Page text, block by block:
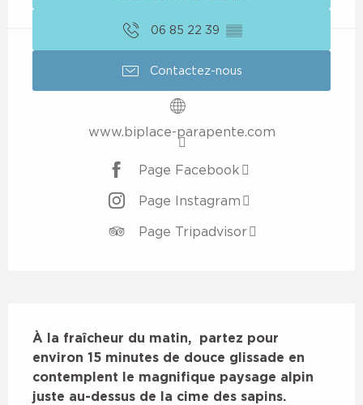
06 85 22 39 ▒▒
Contactez-nous
www.biplace-parapente.com
Page Facebook
Page Instagram
Page Tripadvisor
À la fraîcheur du matin,  partez pour
environ 15 minutes de douce glissade en
contemplent le magnifique paysage alpin
juste au-dessus de la cime des sapins.